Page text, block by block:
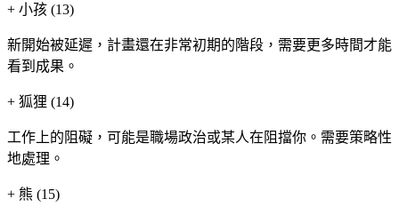
+ 小孩 (13)
新開始被延遲，計畫還在非常初期的階段，需要更多時間才能
看到成果。
+ 狐狸 (14)
工作上的阻礙，可能是職場政治或某人在阻擋你。需要策略性
地處理。
+ 熊 (15)